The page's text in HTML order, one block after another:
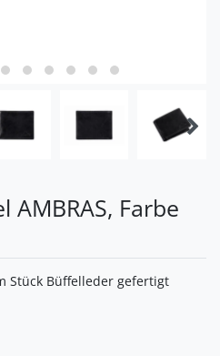
AMBRAS, Farbe
Stück Büffelleder gefertigt